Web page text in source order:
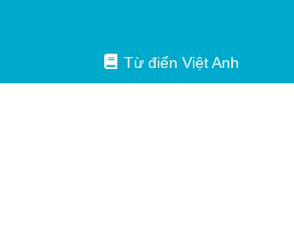
Từ điển Việt Anh